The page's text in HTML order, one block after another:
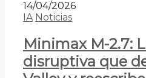
14/04/2026
IA Noticias
Minimax M-2.7:
disruptiva que